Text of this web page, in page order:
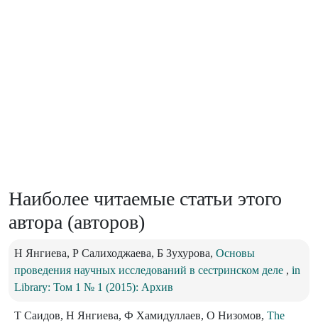
Наиболее читаемые статьи этого
автора (авторов)
Н Янгиева, Р Салиходжаева, Б Зухурова, Основы
проведения научных исследований в сестринском деле , in
Library: Том 1 № 1 (2015): Архив
Т Саидов, Н Янгиева, Ф Хамидуллаев, О Низомов, The